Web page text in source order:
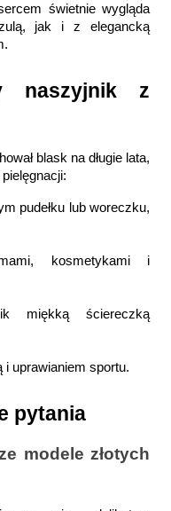
świetnie wygląda
jak i z elegancką
naszyjnik z
blask na długie lata,
pudełku lub woreczku,
kosmetykami i
miękką ściereczką
i uprawianiem sportu.
pytania
modele złotych